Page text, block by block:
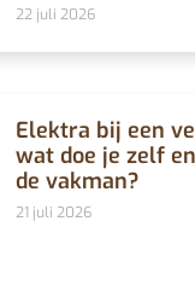
22 juli 2026
Elektra bij een
wat doe je zelf
de vakman?
21 juli 2026